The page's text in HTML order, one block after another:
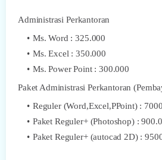
Administrasi Perkantoran
Ms. Word : 325.000
Ms. Excel : 350.000
Ms. Power Point : 300.000
Paket Administrasi Perkantoran
Reguler (Word,Excel,PPoint) :
Paket Reguler+ (Photoshop) :
Paket Reguler+ (autocad 2D) :